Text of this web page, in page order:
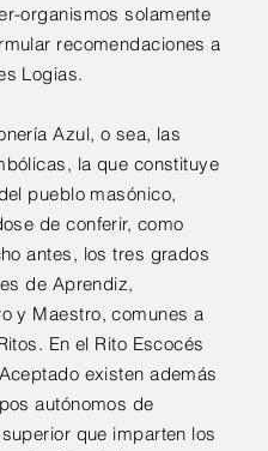
organismos solamente
recomendaciones a
Logias.
Azul, o sea, las
la que constituye
pueblo masónico,
de conferir, como
antes, los tres grados
de Aprendiz,
y Maestro, comunes a
En el Rito Escocés
existen además
autónomos de
que imparten los